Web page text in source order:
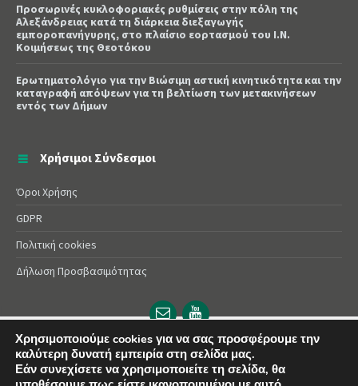
Προσωρινές κυκλοφοριακές ρυθμίσεις στην πόλη της
Αλεξάνδρειας κατά τη διάρκεια διεξαγωγής
εμποροπανήγυρης, στο πλαίσιο εορτασμού του Ι.Ν.
Κοιμήσεως της Θεοτόκου
Ερωτηματολόγιο για την Βιώσιμη αστική κινητικότητα και την
καταγραφή απόψεων για τη βελτίωση των μετακινήσεων
εντός των Δήμων
Χρήσιμοι Σύνδεσμοι
Όροι Χρήσης
GDPR
Πολιτική cookies
Δήλωση Προσβασιμότητας
Email
url
YouTube
url
© 2025 Δήμος Αλεξάνδρειας | Powered byApogee
Χρησιμοποιούμε cookies για να σας προσφέρουμε την
καλύτερη δυνατή εμπειρία στη σελίδα μας.
Εάν συνεχίσετε να χρησιμοποιείτε τη σελίδα, θα